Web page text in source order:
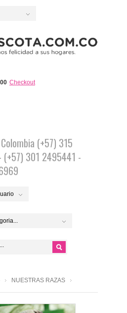
Checkout
(+57) 315
301 2495441 -
NUESTRAS RAZAS